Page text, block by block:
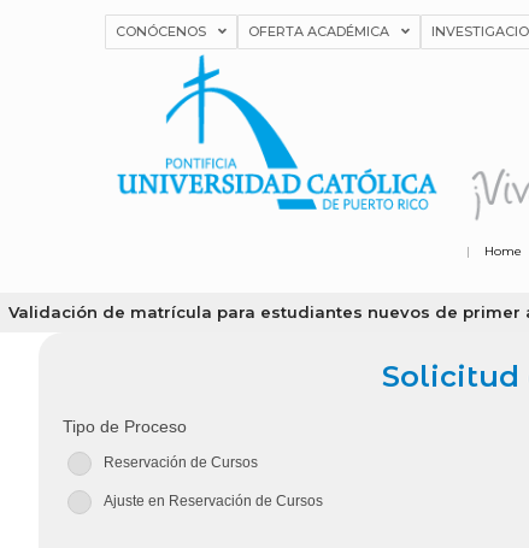
CONÓCENOS OFERTA ACADÉMICA
| Home
Validación de matrícula para estudiantes nuevos de primer
Solicitud
Tipo de Proceso
Reservación de Cursos
Ajuste en Reservación de Cursos